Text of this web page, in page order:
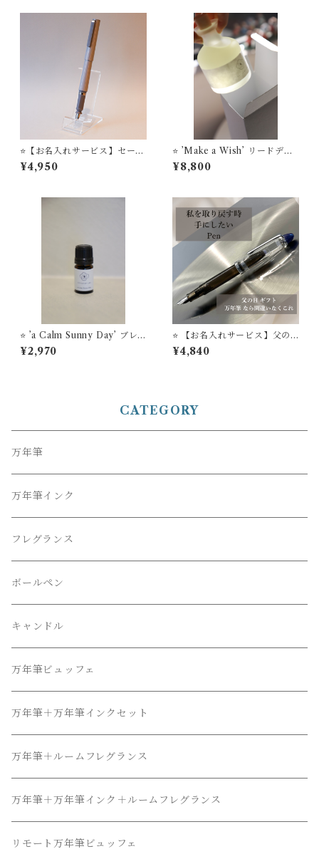
⭐️【お名入れサービス】セーラ
ー万年筆 アジャスト万年
筆 ’TUZU’
¥4,950
⭐️ ’Make a Wish’ リードディ
フューザー STYLE OF LAB
オリジナルフレグランス
¥8,800
⭐️ ’a Calm Sunny Day’ ブレ
ンデッド・アロマエッセンス S
TYLE OF LABオリジナルフ
¥2,970
⭐️ 【お名入れサービス】父の
日 ギフト 万年筆は 店主のおす
すめ Modern Black 万年筆ビ
¥4,840
CATEGORY
万年筆
万年筆インク
フレグランス
ボールペン
キャンドル
万年筆ビュッフェ
万年筆＋万年筆インクセット
万年筆＋ルームフレグランス
万年筆＋万年筆インク＋ルームフレグランス
リモート万年筆ビュッフェ